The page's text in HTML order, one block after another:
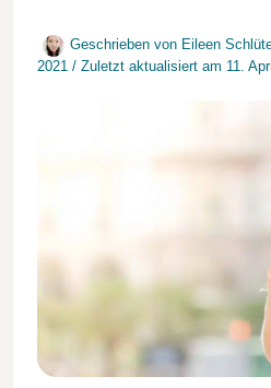
Geschrieben von Eileen
2021 / Zuletzt aktualisiert am 11.